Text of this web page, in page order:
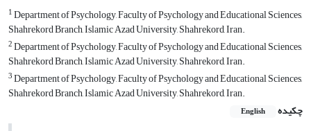
1Department of Psychology, Faculty of Psychology and Educational Sciences,
Shahrekord Branch, Islamic Azad University, Shahrekord, Iran.
2Department of Psychology, Faculty of Psychology and Educational Sciences,
Shahrekord Branch, Islamic Azad University, Shahrekord, Iran.
3Department of Psychology, Faculty of Psychology and Educational Sciences,
Shahrekord Branch, Islamic Azad University, Shahrekord, Iran.
چکیده
English